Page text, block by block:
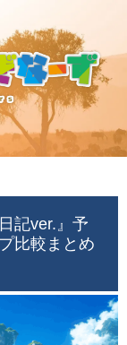
記ver.』予
比較まとめ